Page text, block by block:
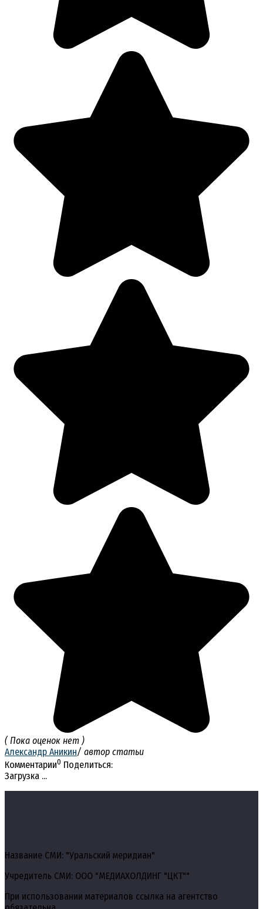
( Пока оценок нет )
Александр Аникин/ автор статьи
Комментарии0 Поделиться:
Загрузка ...
Название СМИ: "Уральский меридиан"
Учредитель СМИ: ООО "МЕДИАХОЛДИНГ "ЦКТ""
При использовании материалов ссылка на агентство